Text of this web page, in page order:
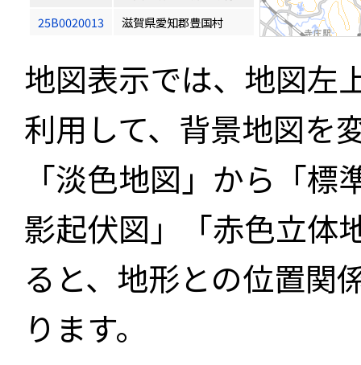
25B0020013
滋賀県愛知郡豊国村
地図表示では、地図左
利用して、背景地図を
「淡色地図」から「
影起伏図」「赤色立体
ると、地形との位置関
ります。